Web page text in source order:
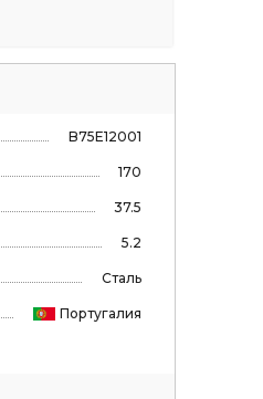
B75E12001
170
37.5
5.2
Сталь
Португалия